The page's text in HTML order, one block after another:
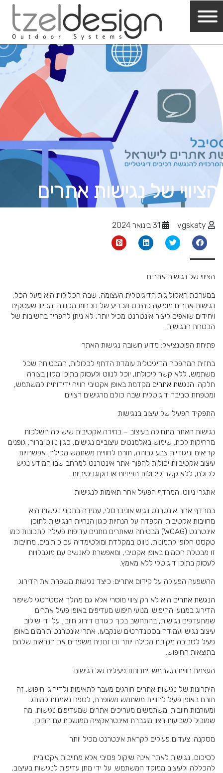
הציווי של נגישות אתרים
הציווי של נגישות אתרים
במערכת האקולוגית הדיגיטלית העצומה, שבה הכלילות היא מעל הכל,
נגישות אתרים מופיעה כהיבט מכריע של נוכחות מקוונת. מכיוון שעסקים
ויחידים שואפים ליצור אינטרנט מכיל יותר, לא ניתן להפריז בחשיבות של
הבטחת הנגישות.
פתיחת הפוטנציאל: מדוע חשובה נגישות האתר
בחזית המהפכה הדיגיטלית עומדת הדחף לכלולות, המבטיחה שכל
משתמש, ללא קשר ליכולתו, יוכל לנווט ולעסוק בתוכן מקוון בצורה
חלקה. הנגשת אתרים מקדמת באופן אקטיבי חוויה ידידותית למשתמש,
ומטפחת סביבה דיגיטלית שבה כולם מרגישים רצויים.
התפקיד הפעיל של עיצוב בנגישות
נגישות האתר מתחילה בעיצוב – בחירה אקטיבית שיש לה השלכות
מרחיקות לכת. שימוש באלמנטים עיצוביים נגישים, כגון ניווט ברור, גופנים
קריאים וניגודיות צבע גבוהה, תורם לחוויית משתמש מכילה. אפשרויות
עיצוב אקטיביות יכולות להפוך אתר אינטרנט למרחב שבו המידע נגיש
לכולם, ללא קשר ליכולות הפיזיות או הקוגניטיביות.
אתגרי ניווט: המרדף הפעיל אחר תאימות לנגישות
במרדף אחר אינטרנט נגיש אוניברסלי, עמידה בתקני נגישות היא
מחויבות אקטיבית. הקפדה על הנחיות כגון הנחיות הנגישות לתוכן
אינטרנט (WCAG) מבטיחה שאתרים נותנים עדיפות פעילה לתכונות כמו
טקסט חלופי לתמונות, ניווט במקלדת ומולטימדיה עם כיתובים. מחויבות
זו מבטלת חסמים באופן אקטיבי, ומאפשרת לאנשים עם מוגבלויות
לעסוק בתוכן דיגיטלי ללא מאמץ.
ההשפעה הפעילה על קידום אתרים: כיצד נגישות משפרת את הדירוג
הנגשת אתרים היא לא רק ציווי מוסרי אלא גם מהלך אסטרטגי לשיפור
הדירוג במנועי החיפוש. מנועי חיפוש מעדיפים באופן פעיל אתרים
שמתעדפים נגישות, בהתחשב בכך כגורם דירוג חיובי. על ידי שילוב
עיצוב נגיש ועמידה בסטנדרטים שנקבעו, אתרי אינטרנט תורמים באופן
פעיל לסביבה מקוונת מכילה יותר ובו זמנית משפרים את הנראות שלהם
בתוצאות החיפוש.
העצמת חווית משתמש: יתרונות פעילים של נגישות
היתרונות של נגישות אתרים חורגים מעבר לתאימות ולדירוגי חיפוש. זה
תורם באופן פעיל לחוויית משתמש משופרת, לטפח נאמנות למותג
ומעורבות חיובית. משתמשים מעריכים אתרים שמעדיפים נגישות, מה
שמוביל לשביעות רצון מוגברת ואינטראקציה ממושכת עם התוכן.
מסקנה: צעדים פעילים לקראת אינטרנט מכיל יותר
לסיכום, נגישות לאתר אינה שיקול פסיבי אלא מחויבות אקטיבית
להכללה ולעיצוב ממוקד המשתמש. על ידי מתן עדיפות לנגישות בעיצוב,